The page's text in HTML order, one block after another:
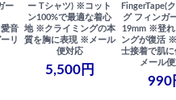
ー
音
リ
ー Tシャツ) ※コット
ン100%で最適な着心
地 ※クライミングの本
質を胸に表現 ※メール
便対応
5,500円
FingerTape(
グ フィンガ
19mm ※登れ
ングが復活
士接着で肌
メール
990